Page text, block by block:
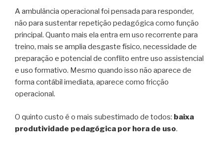
A ambulância operacional foi pensada para responder,
não para sustentar repetição pedagógica como função
principal. Quanto mais ela entra em uso recorrente para
treino, mais se amplia desgaste físico, necessidade de
preparação e potencial de conflito entre uso assistencial
e uso formativo. Mesmo quando isso não aparece de
forma contábil imediata, aparece como fricção
operacional.
O quinto custo é o mais subestimado de todos: baixa
produtividade pedagógica por hora de uso.